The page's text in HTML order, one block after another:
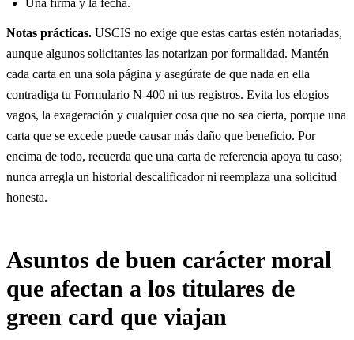
Una firma y la fecha.
Notas prácticas. USCIS no exige que estas cartas estén notariadas,
aunque algunos solicitantes las notarizan por formalidad. Mantén
cada carta en una sola página y asegúrate de que nada en ella
contradiga tu Formulario N-400 ni tus registros. Evita los elogios
vagos, la exageración y cualquier cosa que no sea cierta, porque una
carta que se excede puede causar más daño que beneficio. Por
encima de todo, recuerda que una carta de referencia apoya tu caso;
nunca arregla un historial descalificador ni reemplaza una solicitud
honesta.
Asuntos de buen carácter moral
que afectan a los titulares de
green card que viajan